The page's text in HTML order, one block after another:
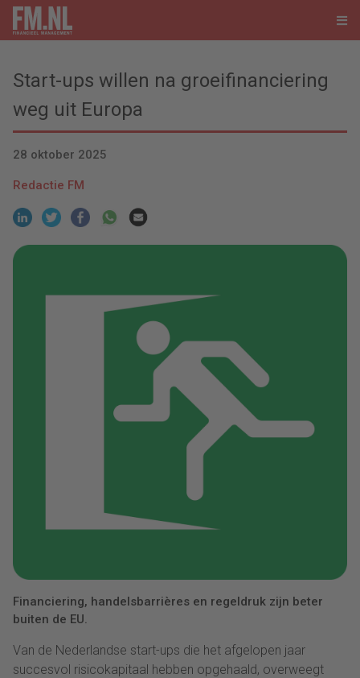
Start-ups willen na groeifinanciering
weg uit Europa
28 oktober 2025
Redactie FM
Financiering, handelsbarrières en regeldruk zijn beter
buiten de EU.
Van de Nederlandse start-ups die het afgelopen jaar
succesvol risicokapitaal hebben opgehaald, overweegt